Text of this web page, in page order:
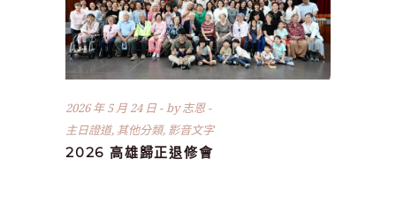
2026 年 5 月 24 日 by志恩
主日證道, 其他分類, 影音文字
2026 高雄歸正退修會